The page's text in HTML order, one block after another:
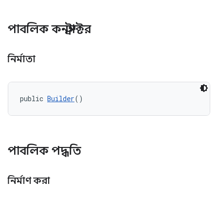
পাবলিক কনস্ট্রাক্টর
নির্মাতা
public Builder()
পাবলিক পদ্ধতি
নির্মাণ করা